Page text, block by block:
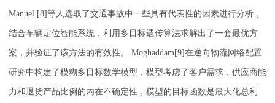
Manuel [8]等人选取了交通事故中一些具有代表性的因素进行分析，
结合车辆定位智能系统，利用多目标遗传算法求解出了一套最优方
案，并验证了该方法的有效性。 Moghaddam[9]在逆向物流网络配置
研究中构建了模糊多目标数学模型，模型考虑了客户需求，供应商能
力和退货产品比例的内在不确定性，模型的目标函数是最大化总利